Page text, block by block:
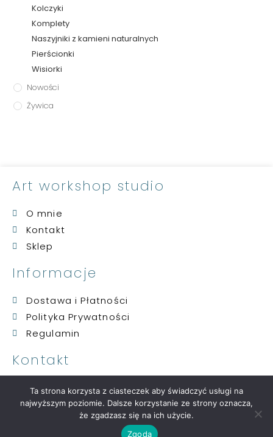
Kolczyki
Komplety
Naszyjniki z kamieni naturalnych
Pierścionki
Wisiorki
Nowości
Żywica
Art workshop studio
O mnie
Kontakt
Sklep
Informacje
Dostawa i Płatności
Polityka Prywatności
Regulamin
Kontakt
artwskontakt@gmail.com
509 084 381
Copyright © 2021 ART WORKSHOP STUDIO | Strona stworzona w ramach projektu atwi
Ta strona korzysta z ciasteczek aby świadczyć usługi na
najwyższym poziomie. Dalsze korzystanie ze strony oznacza,
że zgadzasz się na ich użycie.
Zgoda